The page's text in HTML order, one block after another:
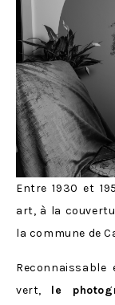
Entre 1930 et
art, à la
la commune de
vert, le